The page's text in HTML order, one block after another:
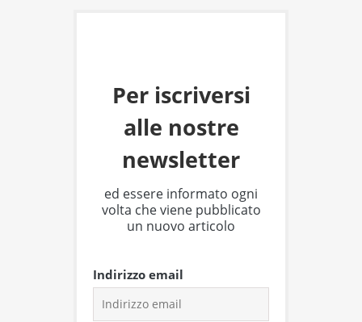
Per iscriversi
alle nostre
newsletter
ed essere informato ogni
volta che viene pubblicato
un nuovo articolo
Indirizzo email